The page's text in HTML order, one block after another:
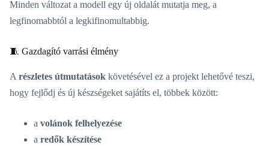
Minden változat a modell egy új oldalát mutatja meg, a
legfinomabbtól a legkifinomultabbig.
🧵 Gazdagító varrási élmény
A részletes útmutatások követésével ez a projekt lehetővé teszi,
hogy fejlődj és új készségeket sajátíts el, többek között:
a volánok felhelyezése
a redők készítése